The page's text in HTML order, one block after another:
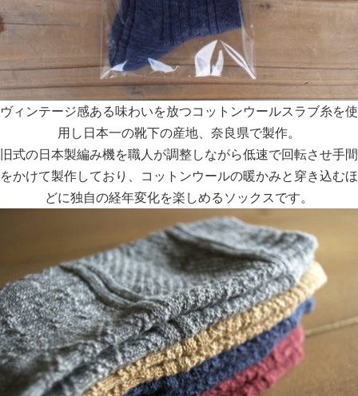
ヴィンテージ感ある味わいを放つコットンウールスラブ糸を使
用し日本一の靴下の産地、奈良県で製作。
旧式の日本製編み機を職人が調整しながら低速で回転させ手間
をかけて製作しており、コットンウールの暖かみと穿き込むほ
どに独自の経年変化を楽しめるソックスです。